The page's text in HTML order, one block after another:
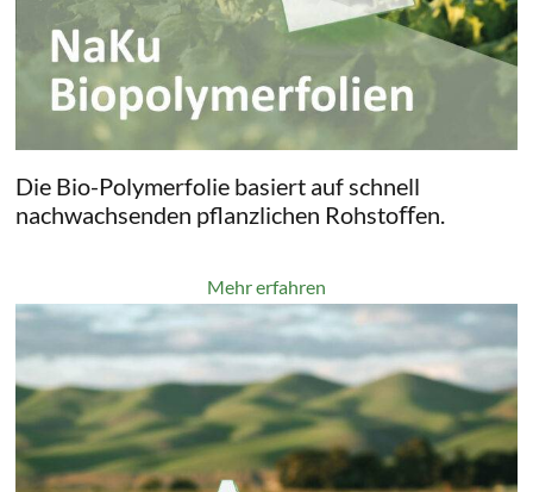
Die Bio-Polymerfolie basiert auf schnell
nachwachsenden pflanzlichen Rohstoﬀen.
Mehr erfahren